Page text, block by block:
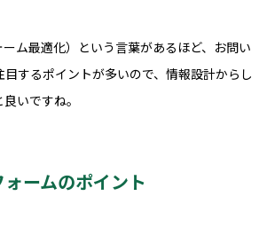
ム最適化）という言葉があるほど、お問い
するポイントが多いので、情報設計からし
いですね。
ームのポイント